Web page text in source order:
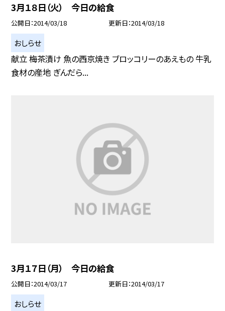
3月１８日（火） 今日の給食
公開日 2014/03/18 更新日 2014/03/18
おしらせ
献立 梅茶漬け 魚の西京焼き ブロッコリーのあえもの 牛乳
食材の産地 ぎんだら...
3月１７日（月） 今日の給食
公開日 2014/03/17 更新日 2014/03/17
おしらせ